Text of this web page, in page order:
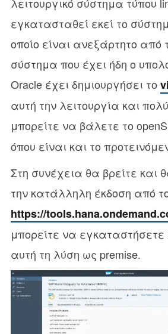
εγκατασταθεί εκεί το
οποίο είναι ανεξάρτητο από
σύστημα που έχει ήδη ο
Oracle έχει δημιουργήσει το
αυτή την λειτουργία και
μπορείτε να βάλετε το
όπου είναι και το
Στη συνέχεια θα βρείτε και
την κατάλληλη έκδοση από
https://
μπορείτε να εγκαταστήσετε
αυτή τη λύση ως premise.